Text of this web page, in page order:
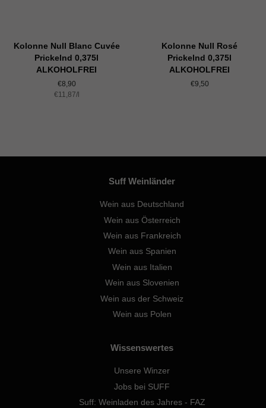
Kolonne Null Blanc Cuvée
Prickelnd 0,375l
ALKOHOLFREI
Normaler
Preis
€8,90
Einzelpreis
€11,87/pro
l
Kolonne Null Rosé
Prickelnd 0,375l
ALKOHOLFREI
Normaler
€9,50
Suff Weinländer
Wein aus Deutschland
Wein aus Österreich
Wein aus Frankreich
Wein aus Spanien
Wein aus Italien
Wein aus Slovenien
Wein aus der Schweiz
Wein aus Polen
Wissenswertes
Unsere Winzer
Jobs bei SUFF
Suff: Weinladen des Jahres - FAZ